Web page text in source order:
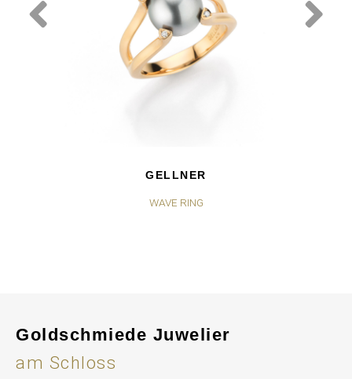
GELLNER
WAVE RING
Goldschmiede Juwelier
am Schloss